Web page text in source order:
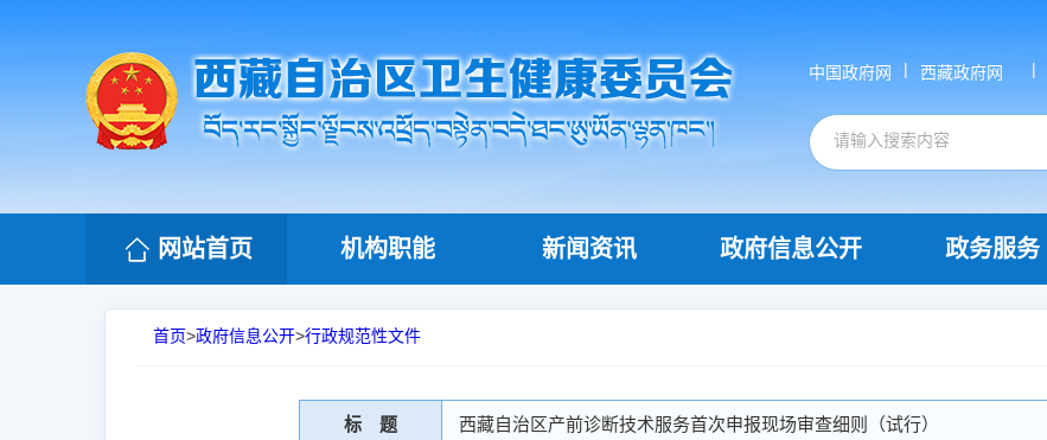
中国政府网 | 西藏政府网 |
网站首页 机构职能 新闻资讯 政府信息公开 政务服务
首页>政府信息公开>行政规范性文件
标 题 西藏自治区产前诊断技术服务首次申报现场审查细则（试行）